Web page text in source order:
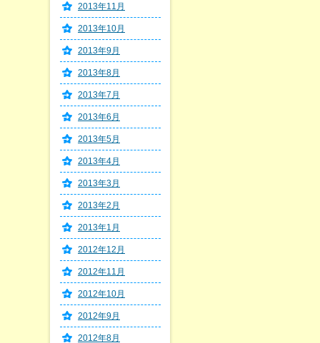
2013年11月
2013年10月
2013年9月
2013年8月
2013年7月
2013年6月
2013年5月
2013年4月
2013年3月
2013年2月
2013年1月
2012年12月
2012年11月
2012年10月
2012年9月
2012年8月